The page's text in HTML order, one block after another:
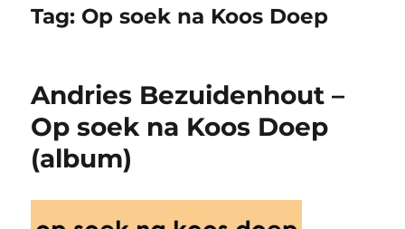
Tag: Op soek na Koos Doep
Andries Bezuidenhout –
Op soek na Koos Doep
(album)